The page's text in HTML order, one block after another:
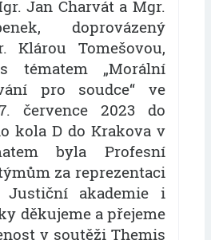
Jan Charvát a Mgr.
doprovázený
Klárou Tomešovou,
tématem „Morální
pro soudce“ ve
července 2023 do
kola D do Krakova v
byla Profesní
za reprezentaci
Justiční akademie i
děkujeme a přejeme
v soutěži Themis